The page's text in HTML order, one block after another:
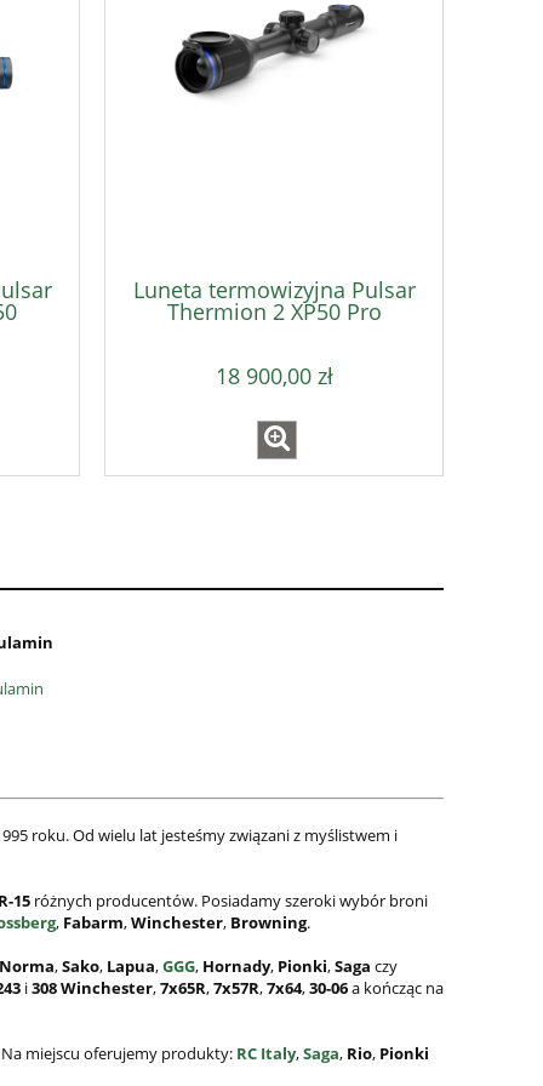
Luneta termowizyjna Pulsar
Thermion 2 XP50 Pro
18 900,00 zł
roku. Od wielu lat jesteśmy związani z myślistwem i
15 różnych producentów. Posiadamy szeroki wybór broni
, Fabarm,Winchester, Browning.
Norma,Sako, Lapua,GGG, Hornady, Pionki,Saga czy
i308Winchester,7x65R,7x57R,7x64,30-06a kończąc na
miejscu oferujemy produkty: RC Italy,Saga, Rio, Pionki